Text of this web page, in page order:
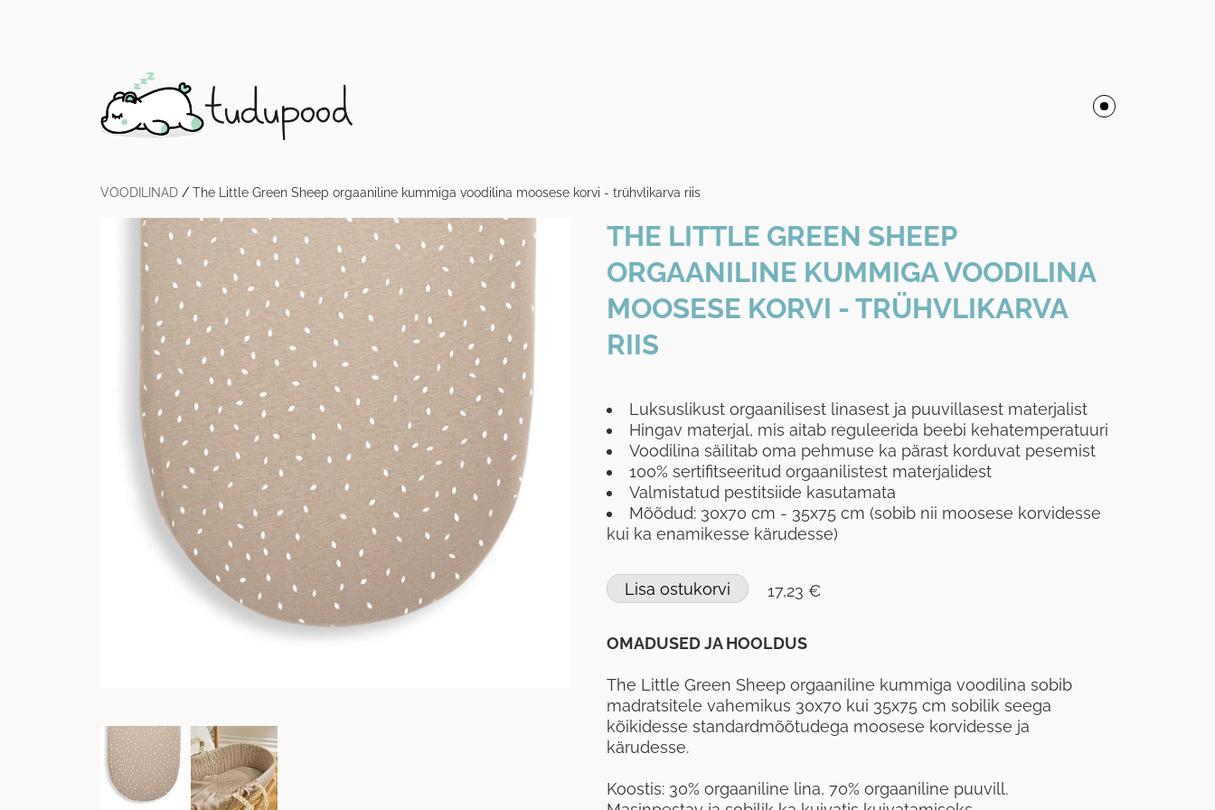
VOODILINAD / The Little Green Sheep orgaaniline kummiga voodilina moosese korvi - trühvlikarva riis
THE LITTLE GREEN SHEEP
ORGAANILINE KUMMIGA VOODILINA
MOOSESE KORVI - TRÜHVLIKARVA
RIIS
Luksuslikust orgaanilisest linasest ja puuvillasest materjalist
Hingav materjal, mis aitab reguleerida beebi kehatemperatuuri
Voodilina säilitab oma pehmuse ka pärast korduvat pesemist
100% sertifitseeritud orgaanilistest materjalidest
Valmistatud pestitsiide kasutamata
Mõõdud: 30x70 cm - 35x75 cm (sobib nii moosese korvidesse
kui ka enamikesse kärudesse)
Lisa ostukorvi 17,23 €
OMADUSED JA HOOLDUS
The Little Green Sheep orgaaniline kummiga voodilina sobib
madratsitele vahemikus 30x70 kui 35x75 cm sobilik seega
kõikidesse standardmõõtudega moosese korvidesse ja
kärudesse.
Koostis: 30% orgaaniline lina, 70% orgaaniline puuvill.